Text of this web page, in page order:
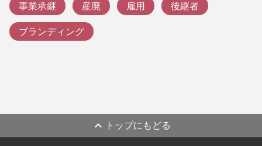
事業承継 産廃 雇用 後継者
ブランディング
expand_less トップにもどる